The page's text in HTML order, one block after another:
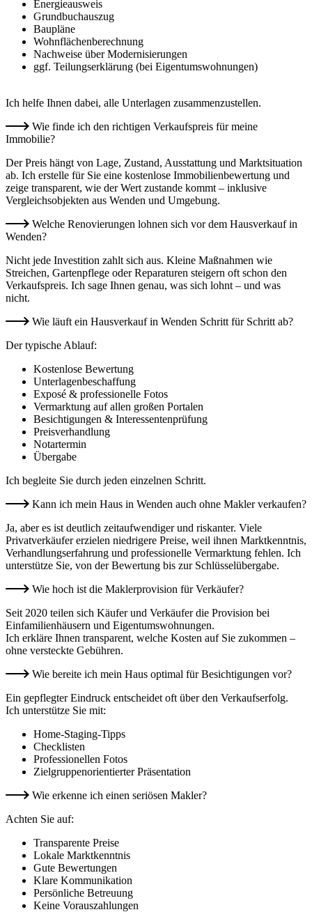
Energieausweis
Grundbuchauszug
Baupläne
Wohnflächenberechnung
Nachweise über Modernisierungen
ggf. Teilungserklärung (bei Eigentumswohnungen)
Ich helfe Ihnen dabei, alle Unterlagen zusammenzustellen.
Wie finde ich den richtigen Verkaufspreis für meine
Immobilie?
Der Preis hängt von Lage, Zustand, Ausstattung und Marktsituation
ab. Ich erstelle für Sie eine kostenlose Immobilienbewertung und
zeige transparent, wie der Wert zustande kommt – inklusive
Vergleichsobjekten aus Wenden und Umgebung.
Welche Renovierungen lohnen sich vor dem Hausverkauf in
Wenden?
Nicht jede Investition zahlt sich aus. Kleine Maßnahmen wie
Streichen, Gartenpflege oder Reparaturen steigern oft schon den
Verkaufspreis. Ich sage Ihnen genau, was sich lohnt – und was
nicht.
Wie läuft ein Hausverkauf in Wenden Schritt für Schritt ab?
Der typische Ablauf:
Kostenlose Bewertung
Unterlagenbeschaffung
Exposé & professionelle Fotos
Vermarktung auf allen großen Portalen
Besichtigungen & Interessentenprüfung
Preisverhandlung
Notartermin
Übergabe
Ich begleite Sie durch jeden einzelnen Schritt.
Kann ich mein Haus in Wenden auch ohne Makler verkaufen?
Ja, aber es ist deutlich zeitaufwendiger und riskanter. Viele
Privatverkäufer erzielen niedrigere Preise, weil ihnen Marktkenntnis,
Verhandlungserfahrung und professionelle Vermarktung fehlen. Ich
unterstütze Sie, von der Bewertung bis zur Schlüsselübergabe.
Wie hoch ist die Maklerprovision für Verkäufer?
Seit 2020 teilen sich Käufer und Verkäufer die Provision bei
Einfamilienhäusern und Eigentumswohnungen.
Ich erkläre Ihnen transparent, welche Kosten auf Sie zukommen –
ohne versteckte Gebühren.
Wie bereite ich mein Haus optimal für Besichtigungen vor?
Ein gepflegter Eindruck entscheidet oft über den Verkaufserfolg.
Ich unterstütze Sie mit:
Home‑Staging‑Tipps
Checklisten
Professionellen Fotos
Zielgruppenorientierter Präsentation
Wie erkenne ich einen seriösen Makler?
Achten Sie auf:
Transparente Preise
Lokale Marktkenntnis
Gute Bewertungen
Klare Kommunikation
Persönliche Betreuung
Keine Vorauszahlungen